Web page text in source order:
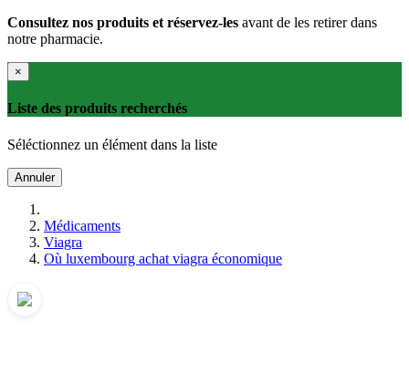
Consultez nos produits et réservez-les avant de les retirer dans
notre pharmacie.
×
Liste des produits recherchés
Séléctionnez un élément dans la liste
Annuler
Médicaments
Viagra
Où luxembourg achat viagra économique